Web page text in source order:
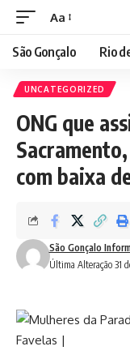
Aa
São Gonçalo Rio
UNCATEGORIZED
ONG que
com baixa
Última Alteração 31
São Gonçalo